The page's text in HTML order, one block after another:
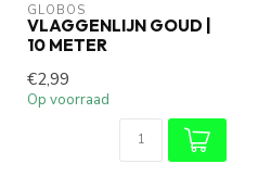
GLOBOS
VLAGGENLIJN GOUD |
10 METER
€2,99
Op voorraad